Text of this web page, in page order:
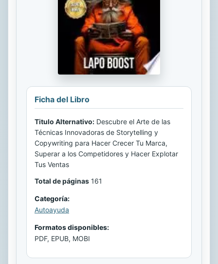
Ficha del Libro
Titulo Alternativo: Descubre el Arte de las
Técnicas Innovadoras de Storytelling y
Copywriting para Hacer Crecer Tu Marca,
Superar a los Competidores y Hacer Explotar
Tus Ventas
Total de páginas 161
Categoría:
Autoayuda
Formatos disponibles:
PDF, EPUB, MOBI